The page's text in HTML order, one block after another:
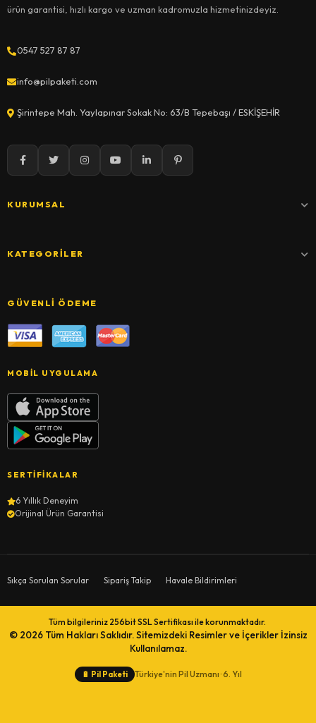
ürün garantisi, hızlı kargo ve uzman kadromuzla hizmetinizdeyiz.
0547 527 87 87
info@pilpaketi.com
Şirintepe Mah. Yaylapınar Sokak No: 63/B Tepebaşı / ESKİŞEHİR
KURUMSAL
KATEGORILER
GÜVENLI ÖDEME
MOBIL UYGULAMA
SERTIFIKALAR
6 Yıllık Deneyim
Orijinal Ürün Garantisi
Sıkça Sorulan Sorular Sipariş Takip Havale Bildirimleri
Tüm bilgileriniz 256bit SSL Sertifikası ile korunmaktadır.
© 2026 Tüm Hakları Saklıdır. Sitemizdeki Resimler ve İçerikler İzinsiz
Kullanılamaz.
🔋 Pil Paketi Türkiye'nin Pil Uzmanı · 6. Yıl